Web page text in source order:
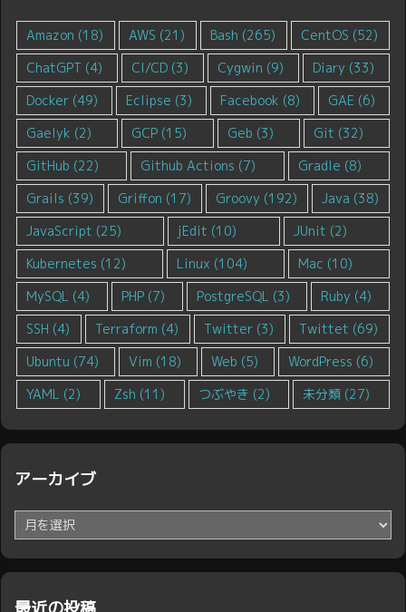
Amazon (18) AWS (21) Bash (265) CentOS (52)
ChatGPT (4) CI/CD (3) Cygwin (9) Diary (33)
Docker (49) Eclipse (3) Facebook (8) GAE (6)
Gaelyk (2) GCP (15) Geb (3) Git (32)
GitHub (22) Github Actions (7) Gradle (8)
Grails (39) Griffon (17) Groovy (192) Java (38)
JavaScript (25) jEdit (10) JUnit (2)
Kubernetes (12) Linux (104) Mac (10)
MySQL (4) PHP(7) PostgreSQL (3) Ruby (4)
SSH (4) Terraform (4) Twitter (3) Twittet (69)
Ubuntu (74) Vim (18) Web (5) WordPress (6)
YAML (2) Zsh (11) つぶやき (2) 未分類 (27)
アーカイブ
ー
イ